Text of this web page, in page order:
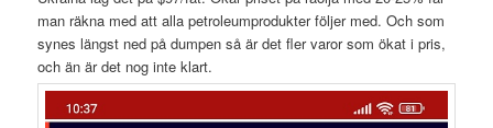
man räkna med att alla petroleumprodukter följer med. Och som
synes längst ned på dumpen så är det fler varor som ökat i pris,
och än är det nog inte klart.